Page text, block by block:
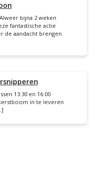
bijna 2 weken
fantastische actie
de aandacht brengen.
13:30 en 16:00
in te leveren